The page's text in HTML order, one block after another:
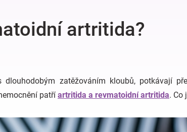
artritida?
zatěžováním kloubů, potkávají
patří artritida a revmatoidní artritida. Co